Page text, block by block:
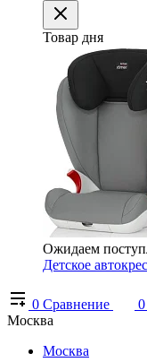
Товар дня
Ожидаем
Детское
0 Сравнение 0
Москва
Москва